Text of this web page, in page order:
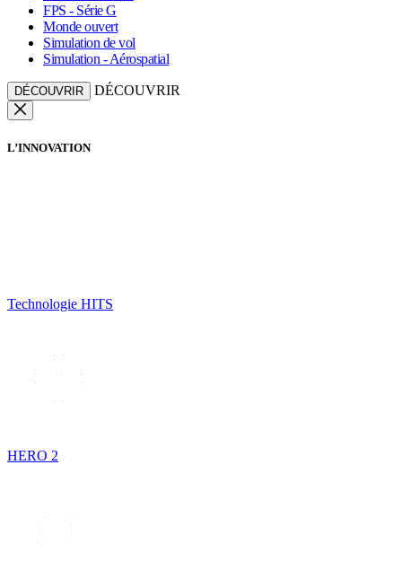
FPS - Série G
Monde ouvert
Simulation de vol
Simulation - Aérospatial
DÉCOUVRIR DÉCOUVRIR
L’INNOVATION
Technologie HITS
HERO 2